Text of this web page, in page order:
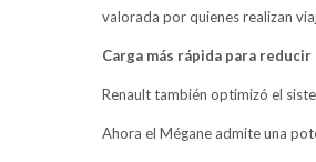
valorada por quienes realizan
Carga más rápida para
Renault también optimizó el
Ahora el Mégane admite una